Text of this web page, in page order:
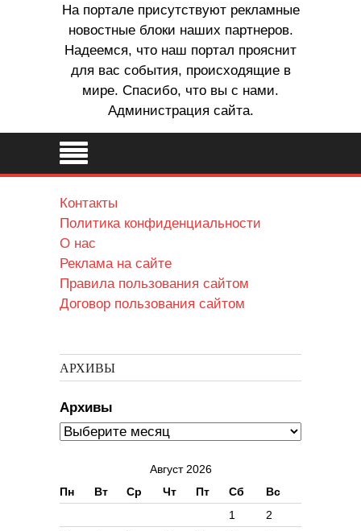
На портале присутствуют рекламные
новостные блоки наших партнеров.
Надеемся, что наш портал прояснит
для вас события, происходящие в
мире. Спасибо, что вы с нами.
Администрация сайта.
Контакты
Политика конфиденциальности
О нас
Реклама на сайте
Правила пользования сайтом
Договор пользования сайтом
АРХИВЫ
Архивы
Август 2026
Пн
Вт Ср Чт Пт Сб Вс
1
2